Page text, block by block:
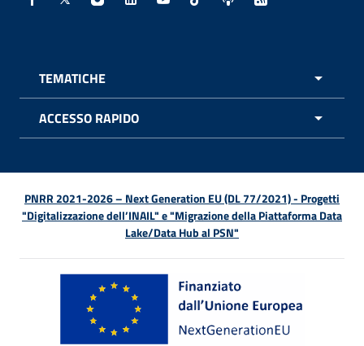
Facebook - Sito esterno - Apertura in nuova finestra
X - Sito esterno - Apertura in nuova finestra
Instagram - Sito esterno - Apertura in
Linkedin - Sito esterno - Apertura in
Youtube - Sito esterno -
TikTok - Sito esterno -
Spreaker - Sito
Feed RSS -
TEMATICHE
ACCESSO RAPIDO
PNRR 2021-2026 – Next Generation EU (DL 77/2021) - Progetti
"Digitalizzazione dell’INAIL" e "Migrazione della Piattaforma Data
Lake/Data Hub al PSN"